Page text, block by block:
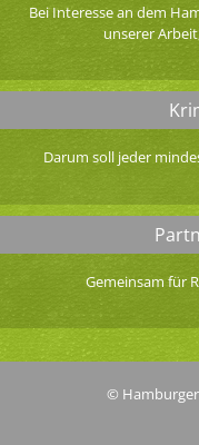
Bei Interesse an dem
unserer
Darum soll jeder
Gemeinsam für
© Hamburger